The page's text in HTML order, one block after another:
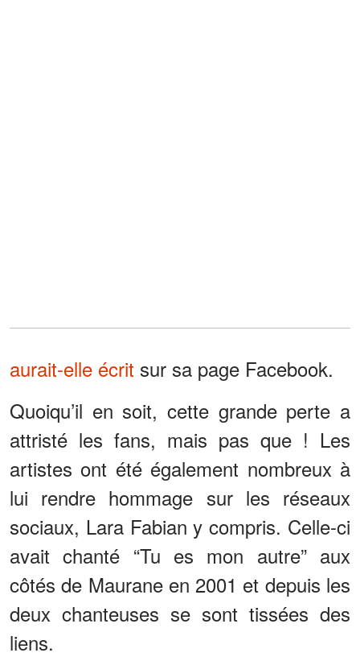
aurait-elle écrit sur sa page Facebook.
Quoiqu’il en soit, cette grande perte a
attristé les fans, mais pas que ! Les
artistes ont été également nombreux à
lui rendre hommage sur les réseaux
sociaux, Lara Fabian y compris. Celle-ci
avait chanté “Tu es mon autre” aux
côtés de Maurane en 2001 et depuis les
deux chanteuses se sont tissées des
liens.